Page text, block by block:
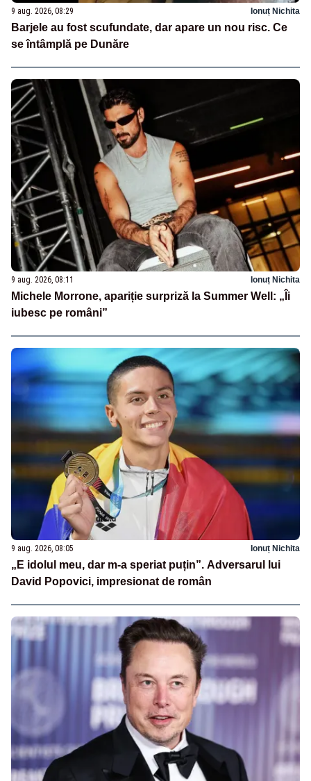
9 aug. 2026, 08:29 Ionuț Nichita
Barjele au fost scufundate, dar apare un nou risc. Ce
se întâmplă pe Dunăre
9 aug. 2026, 08:11 Ionuț Nichita
Michele Morrone, apariție surpriză la Summer Well: „Îi
iubesc pe români”
9 aug. 2026, 08:05 Ionuț Nichita
„E idolul meu, dar m-a speriat puțin”. Adversarul lui
David Popovici, impresionat de român